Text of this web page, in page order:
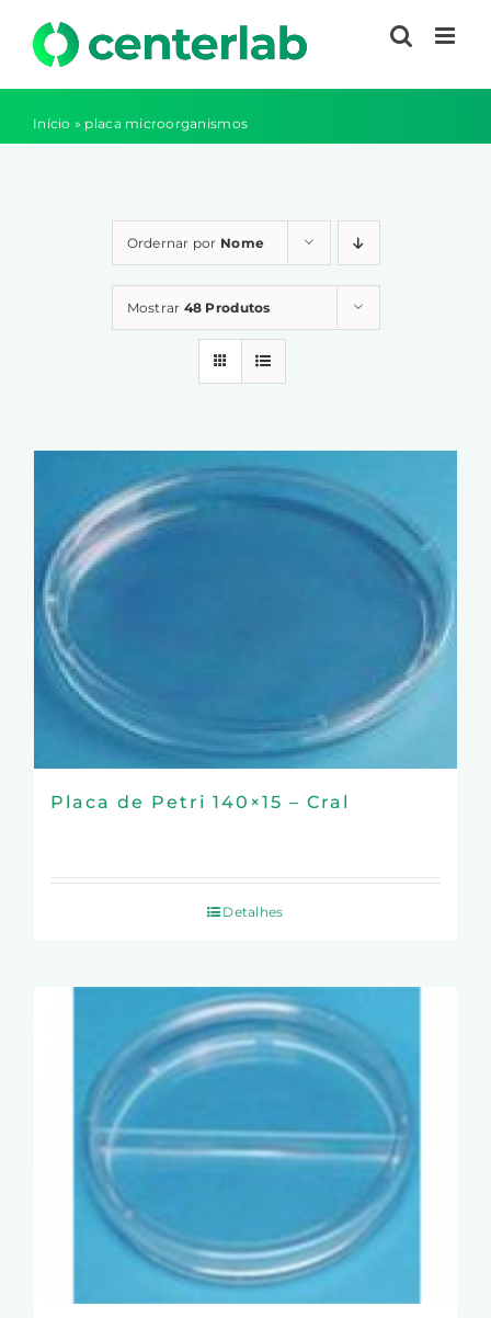
para
o
conteúdo
Início » placa microorganismos
Ordernar por Nome
Mostrar 48 Produtos
Placa de Petri 140×15 – Cral
Detalhes